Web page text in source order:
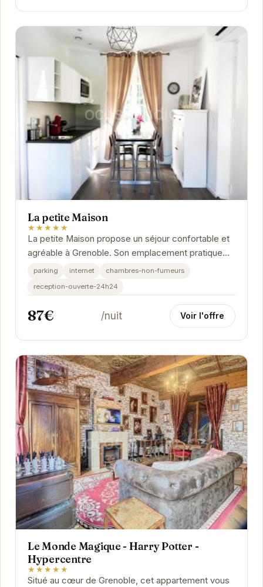
La petite Maison
★★★★★
La petite Maison propose un séjour confortable et
agréable à Grenoble. Son emplacement pratique
permet d'accéder facilement aux attractions...
parking internet
chambres-non-fumeurs
reception-ouverte-24h24
87€ /nuit Voir l'offre
Le Monde Magique - Harry Potter -
Hypercentre
★★★★★
Situé au cœur de Grenoble, cet appartement vous